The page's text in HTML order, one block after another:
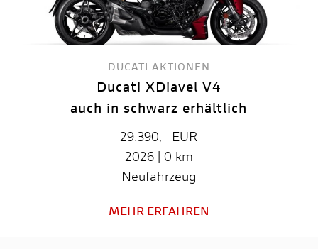
DUCATI AKTIONEN
Ducati XDiavel V4
auch in schwarz erhältlich
29.390,- EUR
2026 | 0 km
Neufahrzeug
MEHR ERFAHREN